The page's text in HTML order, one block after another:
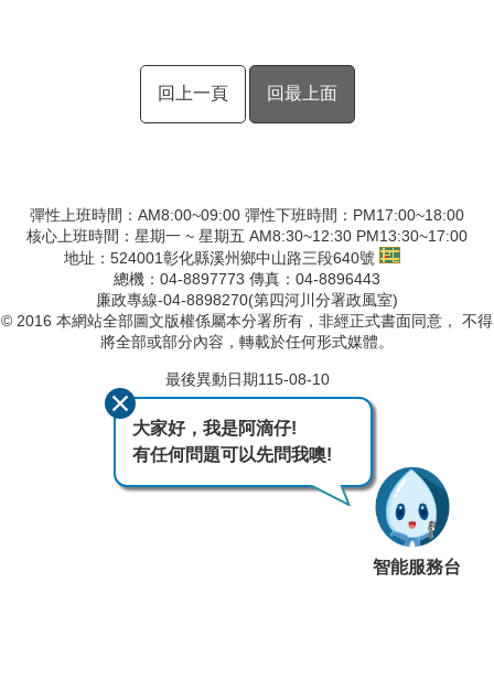
回上一頁 回最上面
彈性上班時間：AM8:00~09:00 彈性下班時間：PM17:00~18:00
核心上班時間：星期一 ~ 星期五 AM8:30~12:30 PM13:30~17:00
地址：524001彰化縣溪州鄉中山路三段640號
總機：04-8897773 傳真：04-8896443
廉政專線-04-8898270(第四河川分署政風室)
© 2016 本網站全部圖文版權係屬本分署所有，非經正式書面同意， 不得
將全部或部分內容，轉載於任何形式媒體。
最後異動日期115-08-10
大家好，我是阿滴仔!
有任何問題可以先問我噢!
智能服務台